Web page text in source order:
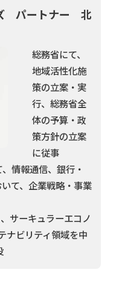
パートナー 北
総務省にて、
地域活性化施
策の立案・実
行、総務省全
体の予算・政
策方針の立案
に従事
情報通信、銀行・
て、企業戦略・事業
サーキュラーエコノ
ナビリティ領域を中